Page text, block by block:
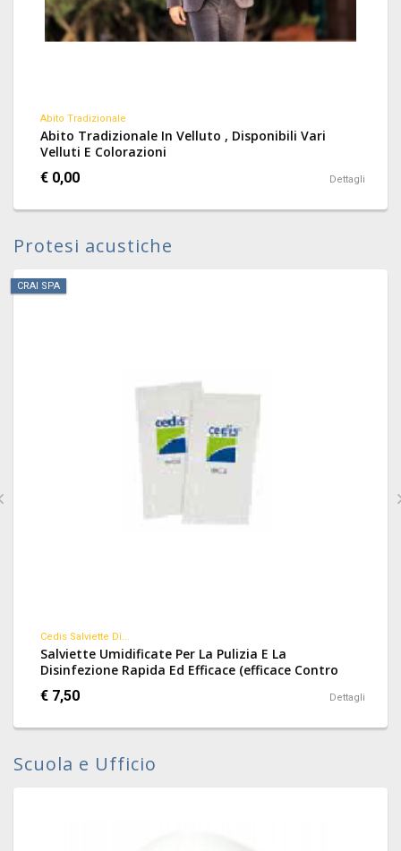
Abito Tradizionale
Abito Tradizionale In Velluto , Disponibili Vari
Velluti E Colorazioni
€ 0,00
Dettagli
Protesi acustiche
CRAI SPA
Cedis Salviette Di...
Salviette Umidificate Per La Pulizia E La
Disinfezione Rapida Ed Efficace (efficace Contro
Batteri, Funghi, Virus Hbv) Di Apparecchi Acustici E
Auricolari.
€ 7,50 Dettagli
Scuola e Ufficio